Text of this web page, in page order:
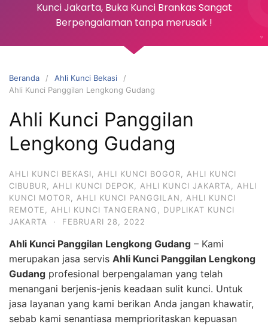
Kunci Jakarta, Buka Kunci Brankas Sangat
Berpengalaman tanpa merusak !
Beranda
Ahli Kunci Bekasi
Ahli Kunci Panggilan Lengkong Gudang
Ahli Kunci Panggilan
Lengkong Gudang
AHLI KUNCI BEKASI AHLI KUNCI BOGOR
AHLI KUNCI
CIBUBUR
AHLI KUNCI DEPOK AHLI KUNCI JAKARTA
AHLI
KUNCI MOTOR
AHLI KUNCI PANGGILAN
AHLI KUNCI
REMOTE
AHLI KUNCI TANGERANG
DUPLIKAT KUNCI
JAKARTA
· FEBRUARI 28, 2022
Ahli Kunci Panggilan Lengkong Gudang – Kami
merupakan jasa servis Ahli Kunci Panggilan Lengkong
Gudang profesional berpengalaman yang telah
menangani berjenis-jenis keadaan sulit kunci. Untuk
jasa layanan yang kami berikan Anda jangan khawatir,
sebab kami senantiasa memprioritaskan kepuasan